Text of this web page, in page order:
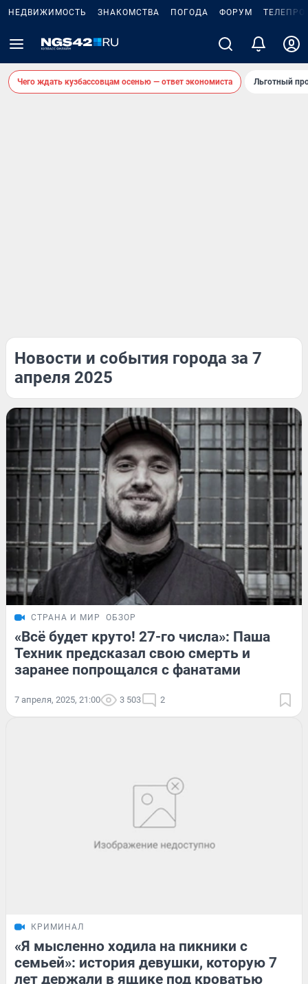
НЕДВИЖИМОСТЬ ЗНАКОМСТВА ПОГОДА ФОРУМ
Чего ждать кузбассовцам осенью — ответ экономиста Льготный
Новости и события города за 7
апреля 2025
СТРАНА И МИР ОБЗОР
«Всё будет круто! 27-го числа»: Паша
Техник предсказал свою смерть и
заранее попрощался с фанатами
7 апреля, 2025, 21:00 3 503 2
КРИМИНАЛ
«Я мысленно ходила на пикники с
семьей»: история девушки, которую 7
лет держали в ящике под кроватью